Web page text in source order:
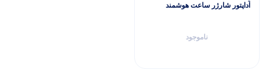
آداپتور شارژر ساعت هوشمند
ناموجود